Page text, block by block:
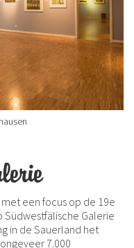
een focus op de 19e
Galerie
in de Sauerland het
7.000